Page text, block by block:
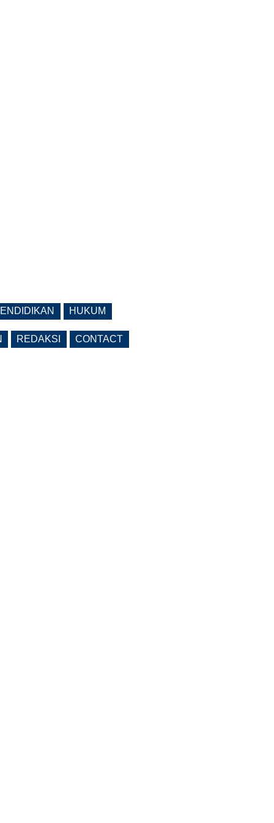
HUKUM
REDAKSI CONTACT